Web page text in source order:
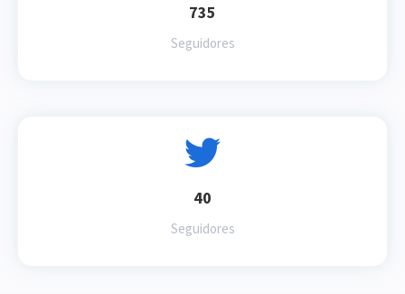
735
Seguidores
40
Seguidores